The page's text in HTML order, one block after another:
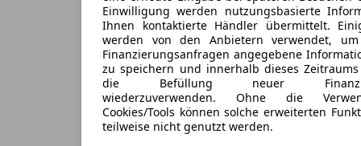
Einwilligung werden nutzungsbasierte
Ihnen kontaktierte Händler übermittelt.
werden von den Anbietern verwendet,
Finanzierungsanfragen angegebene
zu speichern und innerhalb dieses
die Befüllung neuer
wiederzuverwenden. Ohne die
Cookies/Tools können solche erweiterten
teilweise nicht genutzt werden.